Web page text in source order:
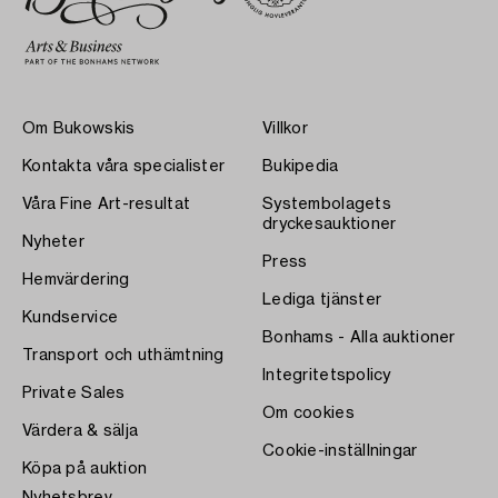
Om Bukowskis
Kontakta våra specialister
Våra Fine Art-resultat
Nyheter
Hemvärdering
Kundservice
Transport och uthämtning
Private Sales
Värdera & sälja
Köpa på auktion
Villkor
Bukipedia
Systembolagets
dryckesauktioner
Press
Lediga tjänster
Bonhams - Alla auktioner
Integritetspolicy
Om cookies
Cookie-inställningar